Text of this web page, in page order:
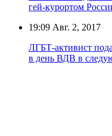
гей-курортом
19:09 Авг. 2, 2017
ЛГБТ-активист
в день ВДВ в